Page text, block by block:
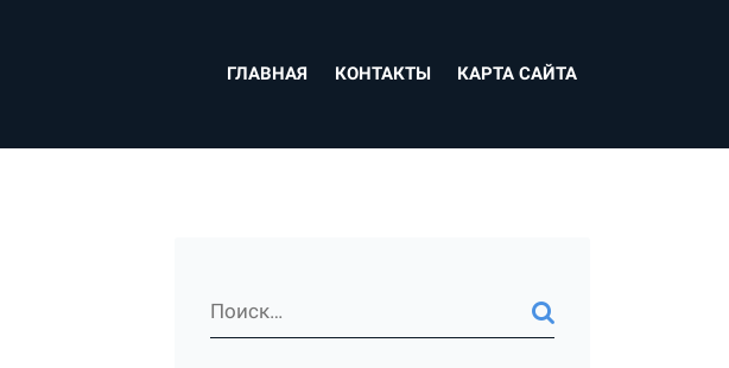
ГЛАВНАЯ КОНТАКТЫ КАРТА САЙТА